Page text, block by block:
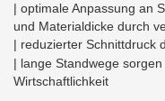
| optimale Anpassung an
und Materialdicke durch
| reduzierter Schnittdruck
| lange Standwege
Wirtschaftlichkeit